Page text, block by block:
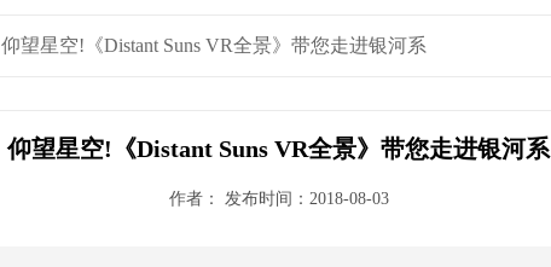
仰望星空!《Distant Suns VR全景》带您走进银河系
仰望星空!《Distant Suns VR全景》带您走进银河系
作者： 发布时间：2018-08-03